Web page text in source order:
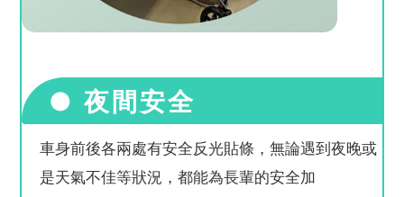
● 夜間安全
車身前後各兩處有安全反光貼條，無論遇到夜晚或
是天氣不佳等狀況，都能為長輩的安全加